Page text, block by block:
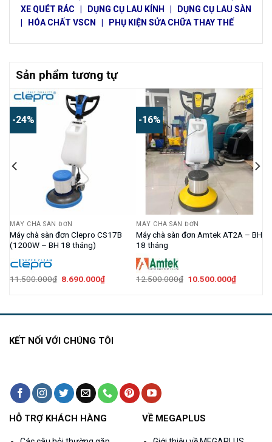
XE QUÉT RÁC
| DỤNG CỤ LAU KÍNH | DỤNG CỤ LAU SÀN
| HÓA CHẤT VSCN | PHỤ KIỆN SỬA CHỮA THAY THẾ
Sản phẩm tương tự
-24%
MÁY CHÀ SÀN ĐƠN
Máy chà sàn đơn Clepro CS17B
(1200W – BH 18 tháng)
11.500.000₫ Giá
8.690.000₫Giá
-16%
MÁY CHÀ SÀN ĐƠN
Máy chà sàn đơn Amtek AT2A – BH
18 tháng
12.500.000₫ Giá
10.500.000₫Giá
KẾT NỐI VỚI CHÚNG TÔI
HỖ TRỢ KHÁCH HÀNG VỀ MEGAPLUS